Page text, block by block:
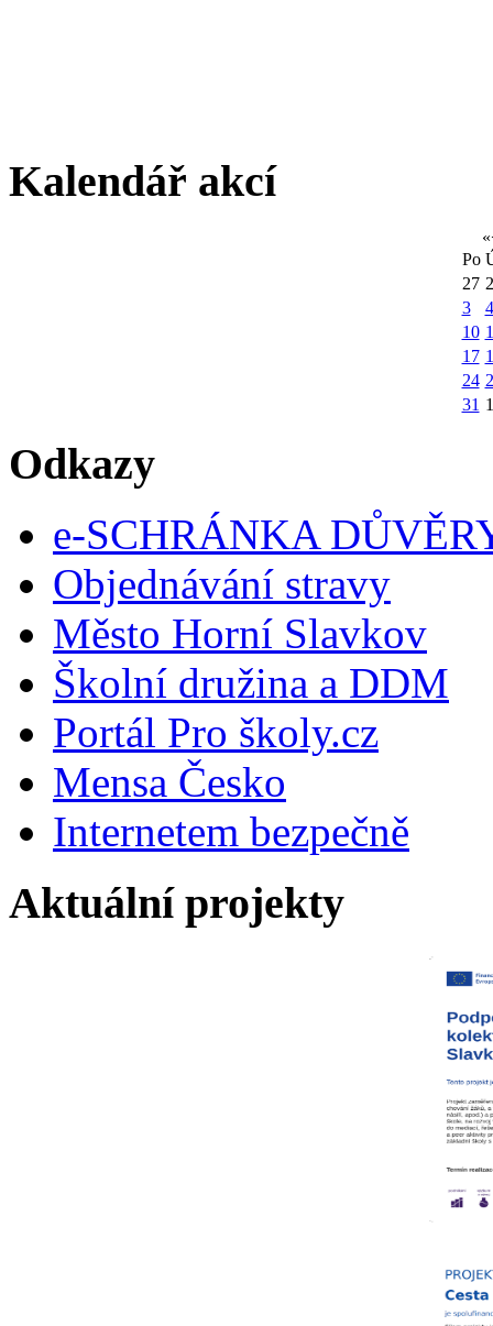
Kalendář akcí
«
Po
27
3
4
10
17
24
31 1
Odkazy
e-SCHRÁNKA
Objednávání stravy
Město Horní Slavkov
Školní družina a DDM
Portál Pro školy.cz
Mensa Česko
Internetem bezpečně
Aktuální projekty